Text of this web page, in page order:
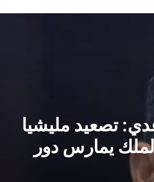
تصعيد مليشيا
يمارس دور